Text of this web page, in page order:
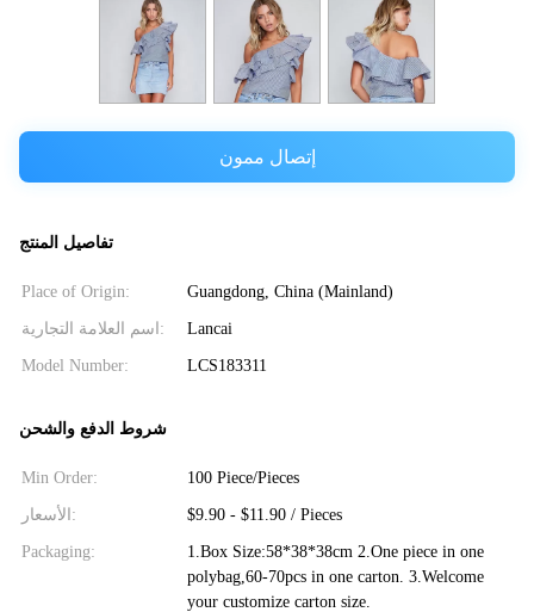
إتصال ممون
تفاصيل المنتج
Place of Origin: Guangdong, China (Mainland)
اسم العلامة التجارية: Lancai
Model Number: LCS183311
شروط الدفع والشحن
Min Order: 100 Piece/Pieces
الأسعار: $9.90 - $11.90 / Pieces
Packaging:
1.Box Size:58*38*38cm 2.One piece in one
polybag,60-70pcs in one carton. 3.Welcome
your customize carton size.